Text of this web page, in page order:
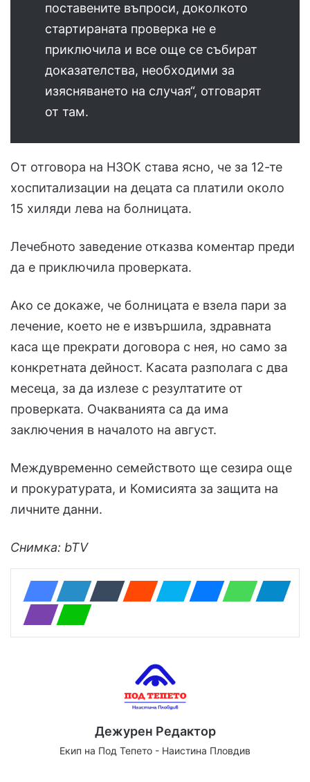
поставените въпроси, доколкото
стартираната проверка не е
приключила и все още се събират
доказателства, необходими за
изясняването на случая“, отговарят
от там.
От отговора на НЗОК става ясно, че за 12-те
хоспитализации на децата са платили около
15 хиляди лева на болницата.
Лечебното заведение отказва коментар преди
да е приключила проверката.
Ако се докаже, че болницата е взела пари за
лечение, което не е извършила, здравната
каса ще прекрати договора с нея, но само за
конкретната дейност. Касата разполага с два
месеца, за да излезе с резултатите от
проверката. Очакванията са да има
заключения в началото на август.
Междувременно семейството ще сезира още
и прокуратурата, и Комисията за защита на
личните данни.
Снимка: bTV
Дежурен Редактор
Екип на Под Тепето - Наистина Пловдив